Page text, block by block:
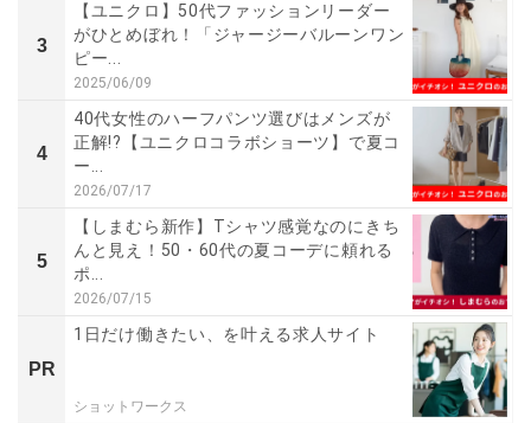
3
【ユニクロ】50代ファッションリーダー
がひとめぼれ！「ジャージーバルーンワン
ピー...
2025/06/09
4
40代女性のハーフパンツ選びはメンズが
正解!?【ユニクロコラボショーツ】で夏コ
ー...
2026/07/17
5
【しまむら新作】Tシャツ感覚なのにきち
んと見え！50・60代の夏コーデに頼れる
ポ...
2026/07/15
PR
1日だけ働きたい、を叶える求人サイト
ショットワークス